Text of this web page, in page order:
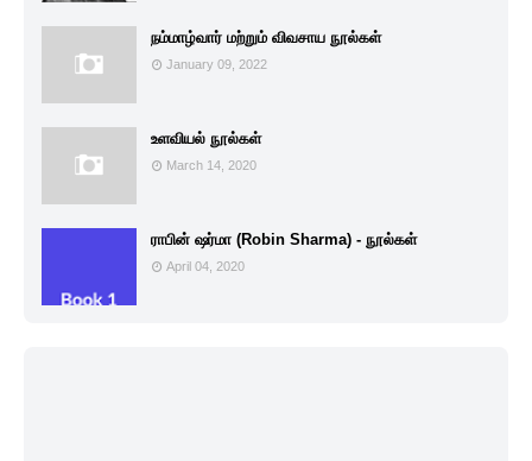
நம்மாழ்வார் மற்றும் விவசாய நூல்கள்
January 09, 2022
உளவியல் நூல்கள்
March 14, 2020
ராபின் ஷர்மா (Robin Sharma) - நூல்கள்
April 04, 2020